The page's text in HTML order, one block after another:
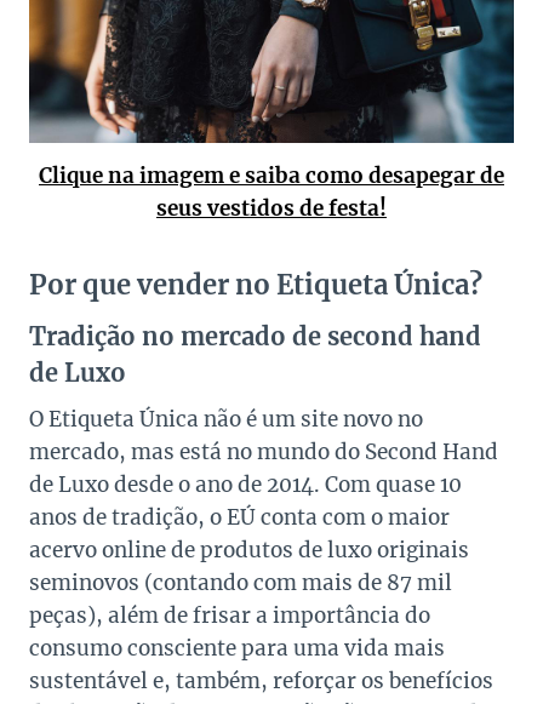
Clique na imagem e saiba como desapegar de
seus vestidos de festa!
Por que vender no Etiqueta Única?
Tradição no mercado de second hand
de Luxo
O Etiqueta Única não é um site novo no
mercado, mas está no mundo do Second Hand
de Luxo desde o ano de 2014. Com quase 10
anos de tradição, o EÚ conta com o maior
acervo online de produtos de luxo originais
seminovos (contando com mais de 87 mil
peças), além de frisar a importância do
consumo consciente para uma vida mais
sustentável e, também, reforçar os benefícios